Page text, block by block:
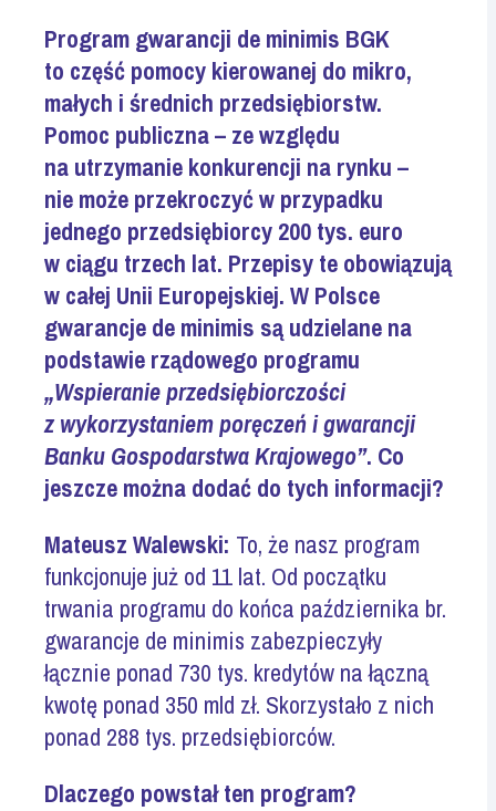
Program gwarancji de minimis BGK
to część pomocy kierowanej do mikro,
małych i średnich przedsiębiorstw.
Pomoc publiczna – ze względu
na utrzymanie konkurencji na rynku –
nie może przekroczyć w przypadku
jednego przedsiębiorcy 200 tys. euro
w ciągu trzech lat. Przepisy te obowiązują
w całej Unii Europejskiej. W Polsce
gwarancje de minimis są udzielane na
podstawie rządowego programu
„Wspieranie przedsiębiorczości
z wykorzystaniem poręczeń i gwarancji
Banku Gospodarstwa Krajowego”. Co
jeszcze można dodać do tych informacji?
Mateusz Walewski: To, że nasz program
funkcjonuje już od 11 lat. Od początku
trwania programu do końca października br.
gwarancje de minimis zabezpieczyły
łącznie ponad 730 tys. kredytów na łączną
kwotę ponad 350 mld zł. Skorzystało z nich
ponad 288 tys. przedsiębiorców.
Dlaczego powstał ten program?